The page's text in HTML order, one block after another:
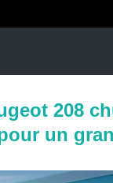
208
un